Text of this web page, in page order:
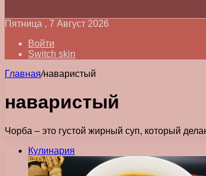
Пятница , 7 Август 2026
Войти
Switch skin
Главная/наваристый
наваристый
Чорба – это густой жирный суп, который
Кулинария